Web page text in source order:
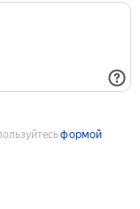
формой